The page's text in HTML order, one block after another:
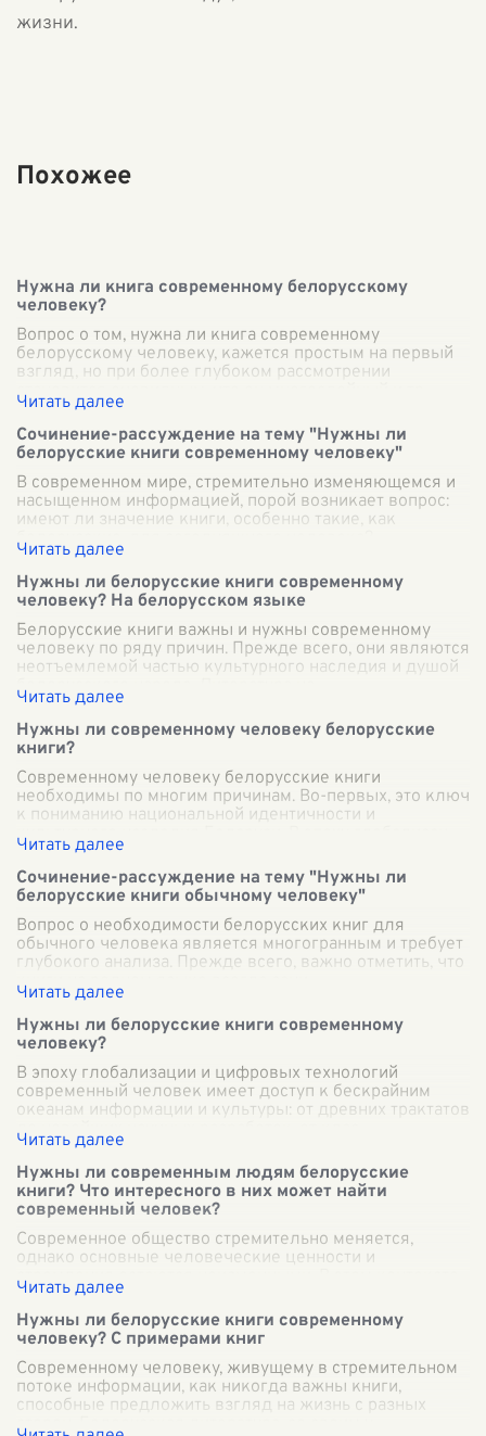
жизни.
Похожее
Нужна ли книга современному белорусскому
человеку?
Вопрос о том, нужна ли книга современному
белорусскому человеку, кажется простым на первый
взгляд, но при более глубоком рассмотрении
становится очевидным, что он многослойный и тр
Сочинение-рассуждение на тему "Нужны ли
белорусские книги современному человеку"
В современном мире, стремительно изменяющемся и
насыщенном информацией, порой возникает вопрос:
имеют ли значение книги, особенно такие, как
белорусские, для сегодняшнего человека?
Нужны ли белорусские книги современному
человеку? На белорусском языке
Белорусские книги важны и нужны современному
человеку по ряду причин. Прежде всего, они являются
неотъемлемой частью культурного наследия и душой
белорусского народа. Литература на
Нужны ли современному человеку белорусские
книги?
Современному человеку белорусские книги
необходимы по многим причинам. Во-первых, это ключ
к пониманию национальной идентичности и
культурного наследия Беларуси. В эпоху глобализац
Сочинение-рассуждение на тему "Нужны ли
белорусские книги обычному человеку"
Вопрос о необходимости белорусских книг для
обычного человека является многогранным и требует
глубокого анализа. Прежде всего, важно отметить, что
книги на родном языке всегда зани
Нужны ли белорусские книги современному
человеку?
В эпоху глобализации и цифровых технологий
современный человек имеет доступ к бескрайним
океанам информации и культуры: от древних трактатов
до новейших научных разработок, от клас
Нужны ли современным людям белорусские
книги? Что интересного в них может найти
современный человек?
Современное общество стремительно меняется,
однако основные человеческие ценности и
стремления остаются неизменными. В этом контексте
белорусская литература представляет собой клад
Нужны ли белорусские книги современному
человеку? С примерами книг
Современному человеку, живущему в стремительном
потоке информации, как никогда важны книги,
способные предложить взгляд на жизнь с разных
сторон. Белорусская литература, со своим у